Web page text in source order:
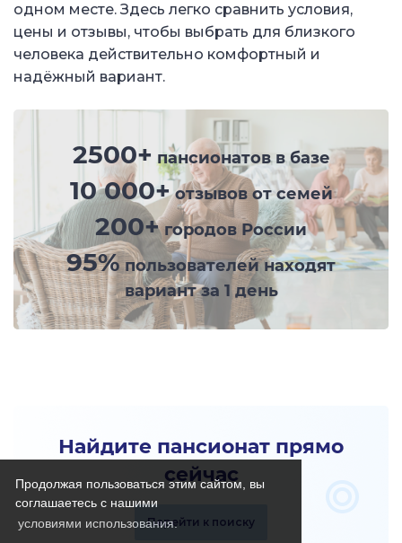
Продолжая пользоваться этим сайтом, вы
соглашаетесь с нашими
условиями использования.
одном месте. Здесь легко сравнить условия,
цены и отзывы, чтобы выбрать для близкого
человека действительно комфортный и
надёжный вариант.
2500+ пансионатов в базе
10 000+отзывов от семей
200+городов России
95%пользователей находят
вариант за 1 день
Найдите пансионат прямо
сейчас
Перейти к поиску